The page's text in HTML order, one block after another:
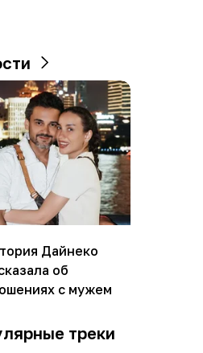
Дайнеко
об
с мужем
треки